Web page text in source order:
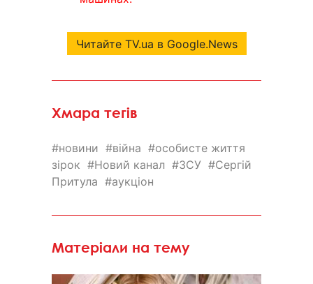
Читайте TV.ua в Google.News
Хмара тегів
новини війна
особисте життя
зірок
Новий канал ЗСУ
Сергій
Притула
аукціон
Матеріали на тему